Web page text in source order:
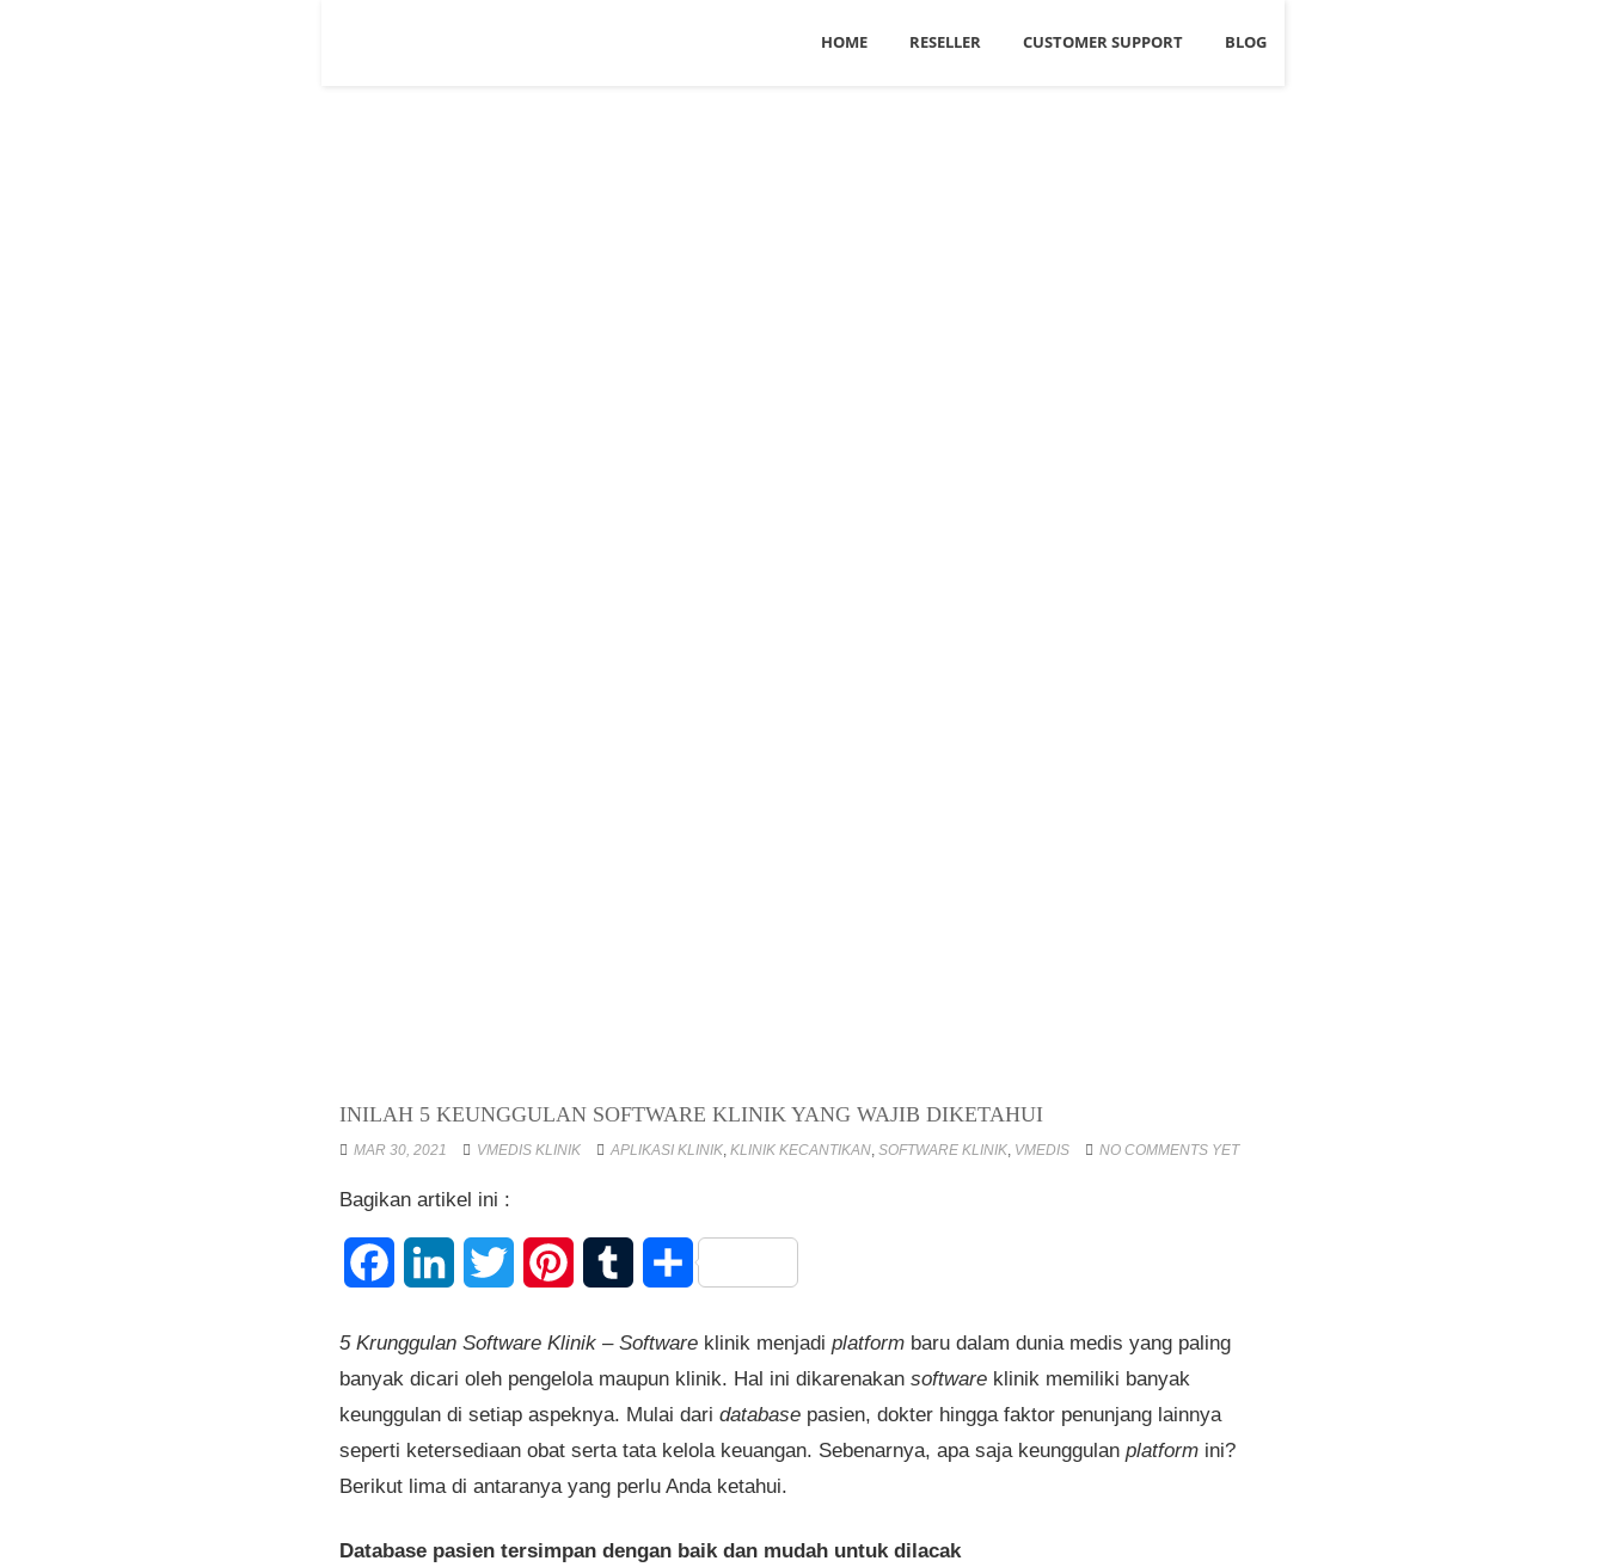
HOME RESELLER CUSTOMER SUPPORT BLOG
INILAH 5 KEUNGGULAN SOFTWARE KLINIK YANG WAJIB DIKETAHUI
MAR 30, 2021 VMEDIS KLINIK APLIKASI KLINIK, KLINIK KECANTIKAN, SOFTWARE KLINIK, VMEDIS NO COMMENTS YET
Bagikan artikel ini :
FacebookLinkedIn Twitter Pinterest Tumblr Share
5 Krunggulan Software Klinik – Softwareklinik menjadi platformbaru dalam dunia medis yang paling
banyak dicari oleh pengelola maupun klinik. Hal ini dikarenakan softwareklinik memiliki banyak
keunggulan di setiap aspeknya. Mulai dari databasepasien, dokter hingga faktor penunjang lainnya
seperti ketersediaan obat serta tata kelola keuangan. Sebenarnya, apa saja keunggulanplatformini?
Berikut lima di antaranya yang perlu Anda ketahui.
Database pasien tersimpan dengan baik dan mudah untuk dilacak